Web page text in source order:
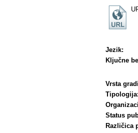
Jezik:
Ključne
Vrsta
Tipologija:
Status
Različica